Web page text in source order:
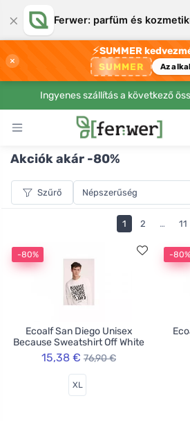
× Ferwer: parfüm és
×
⚡SUMMER
SUMMER Az
Ingyenes szállítás a következő
Akciók akár -80%
Szűrő
1 2 … 11
-80%
Ecoalf San Diego Unisex
Because Sweatshirt Off White
15,38 € 76,90 €
XL
-80%